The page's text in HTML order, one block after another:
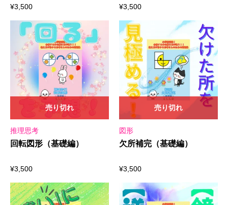
¥3,500 ¥3,500
推理思考
回転図形（基礎編）
¥3,500
売り切れ
図形
欠所補完（基礎編）
¥3,500
売り切れ